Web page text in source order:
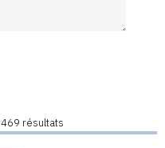
469 résultats